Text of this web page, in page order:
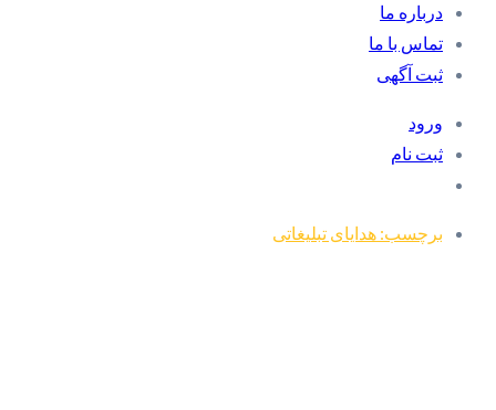
درباره ما
تماس با ما
ثبت آگهی
ورود
ثبت نام
برچسب: هدایای تبلیغاتی